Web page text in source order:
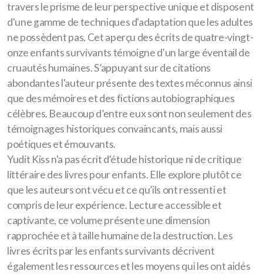
travers le prisme de leur perspective unique et disposent
d'une gamme de techniques d'adaptation que les adultes
ne possèdent pas. Cet aperçu des écrits de quatre-vingt-
onze enfants survivants témoigne d'un large éventail de
cruautés humaines. S’appuyant sur de citations
abondantes l'auteur présente des textes méconnus ainsi
que des mémoires et des fictions autobiographiques
célèbres. Beaucoup d’entre eux sont non seulement des
témoignages historiques convaincants, mais aussi
poétiques et émouvants.
Yudit Kiss n'a pas écrit d'étude historique ni de critique
littéraire des livres pour enfants. Elle explore plutôt ce
que les auteurs ont vécu et ce qu’ils ont ressenti et
compris de leur expérience. Lecture accessible et
captivante, ce volume présente une dimension
rapprochée et à taille humaine de la destruction. Les
livres écrits par les enfants survivants décrivent
également les ressources et les moyens qui les ont aidés